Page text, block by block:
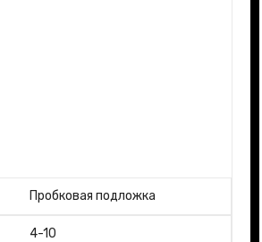
Пробковая подложка
4-10